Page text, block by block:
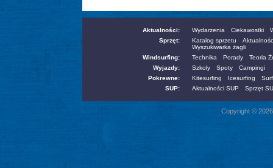
Aktualności: Wydarzenia Ciekawostki
Sprzęt:
Katalog sprzetu
Wyszukiwarka żagli
Windsurfing:
Technika Porady
Teoria
Wyjazdy:
Szkoły Spoty
Campingi
Pokrewne:
Kitesurfing Icesurfing
SUP:
Aktualności SUP Sprzęt
Copyright ©